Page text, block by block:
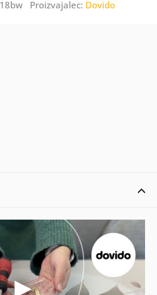
Proizvajalec: Dovido